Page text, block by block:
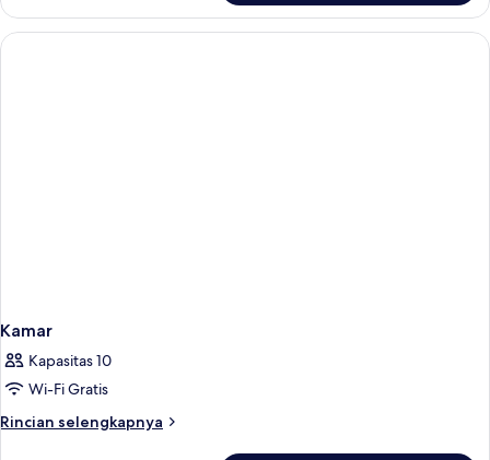
Kamar
Kamar
Kapasitas 10
Wi-Fi Gratis
Rincian selengkapnya
Rincian